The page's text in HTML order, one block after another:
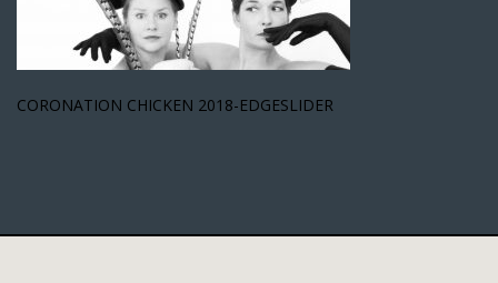
CORONATION CHICKEN 2018-EDGESLIDER